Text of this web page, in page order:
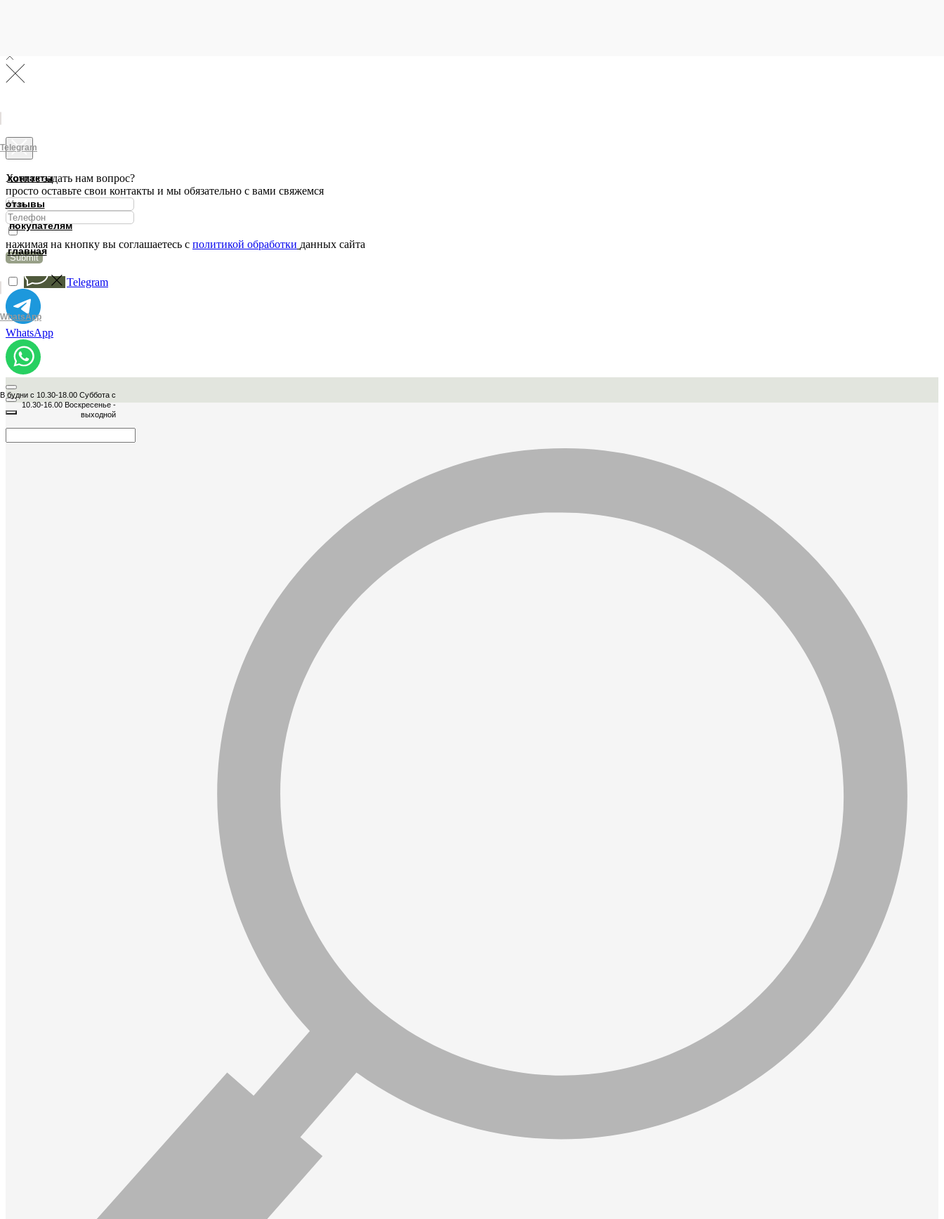
Telegram
контакты
отзывы
покупателям
главная
WhatsApp
В будни с 10.30-18.00 Суббота с
10.30-16.00 Воскресенье -
выходной
Хотите задать нам вопрос?
просто оставьте свои контакты и мы обязательно с вами свяжемся
нажимая на кнопку вы соглашаетесь с политикой обработки данных сайта
Submit
Telegram
WhatsApp